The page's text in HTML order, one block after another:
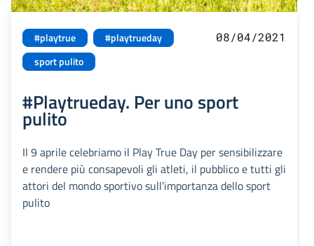
#playtrue
#playtrueday
sport pulito
08/04/2021
#Playtrueday. Per uno sport
pulito
Il 9 aprile celebriamo il Play True Day per sensibilizzare
e rendere più consapevoli gli atleti, il pubblico e tutti gli
attori del mondo sportivo sull’importanza dello sport
pulito